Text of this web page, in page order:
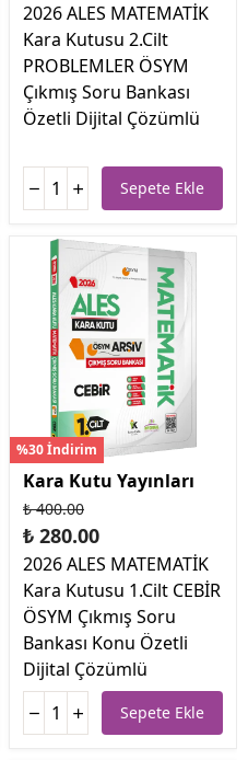
2026 ALES MATEMATİK
Kara Kutusu 2.Cilt
PROBLEMLER ÖSYM
Çıkmış Soru Bankası
Özetli Dijital Çözümlü
Sepete Ekle
%30 İndirim
Kara Kutu Yayınları
₺ 400.00
₺ 280.00
2026 ALES MATEMATİK
Kara Kutusu 1.Cilt CEBİR
ÖSYM Çıkmış Soru
Bankası Konu Özetli
Dijital Çözümlü
Sepete Ekle